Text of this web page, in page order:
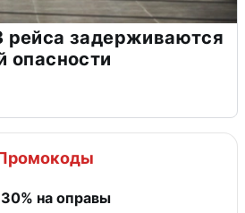
рейса задерживаются
опасности
на оправы